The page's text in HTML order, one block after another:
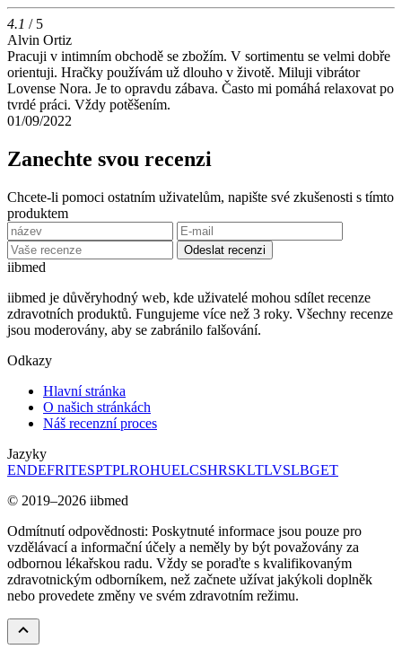
4.1 / 5
Alvin Ortiz
Pracuji v intimním obchodě se zbožím. V sortimentu se velmi dobře
orientuji. Hračky používám už dlouho v životě. Miluji vibrátor
Lovense Nora. Je to opravdu zábava. Často mi pomáhá relaxovat po
tvrdé práci. Vždy potěšením.
01/09/2022
Zanechte svou recenzi
Chcete-li pomoci ostatním uživatelům, napište své zkušenosti s tímto
produktem
Odeslat recenzi
iibmed
iibmed je důvěryhodný web, kde uživatelé mohou sdílet recenze
zdravotních produktů. Fungujeme více než 3 roky. Všechny recenze
jsou moderovány, aby se zabránilo falšování.
Odkazy
Hlavní stránka
O našich stránkách
Náš recenzní proces
Jazyky
ENDEFRITESPTPLROHUELCSHRSKLTLVSLBGET
© 2019–2026 iibmed
Odmítnutí odpovědnosti: Poskytnuté informace jsou pouze pro
vzdělávací a informační účely a neměly by být považovány za
odbornou lékařskou radu. Vždy se poraďte s kvalifikovaným
zdravotnickým odborníkem, než začnete užívat jakýkoli doplněk
nebo provedete změny ve svém zdravotním režimu.